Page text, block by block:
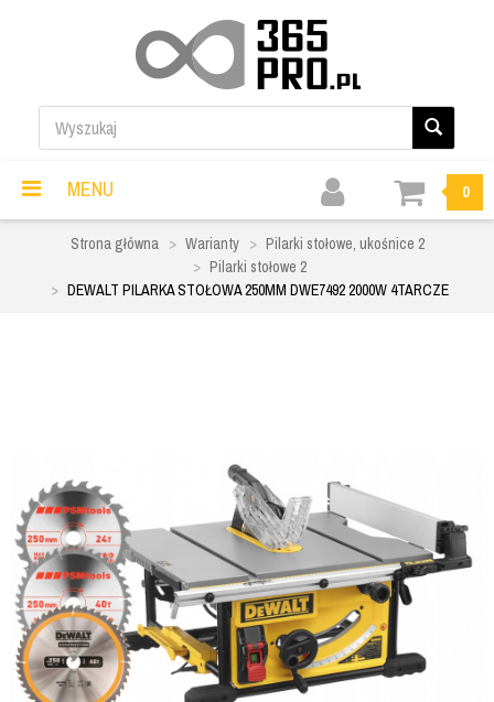
MENU 0
Strona główna Warianty
Pilarki stołowe, ukośnice 2
Pilarki stołowe 2
DEWALT PILARKA STOŁOWA 250MM DWE7492 2000W 4TARCZE